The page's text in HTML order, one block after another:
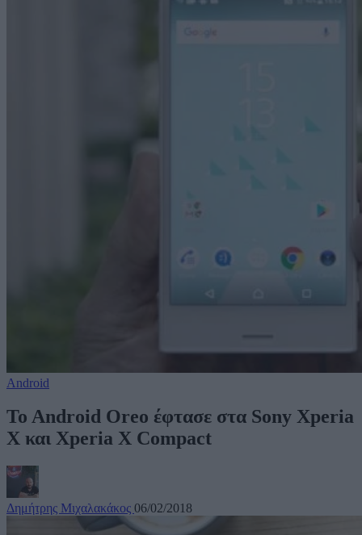
Android
To Android Oreo έφτασε στα Sony Xperia
X και Xperia X Compact
Δημήτρης Μιχαλακάκος 06/02/2018